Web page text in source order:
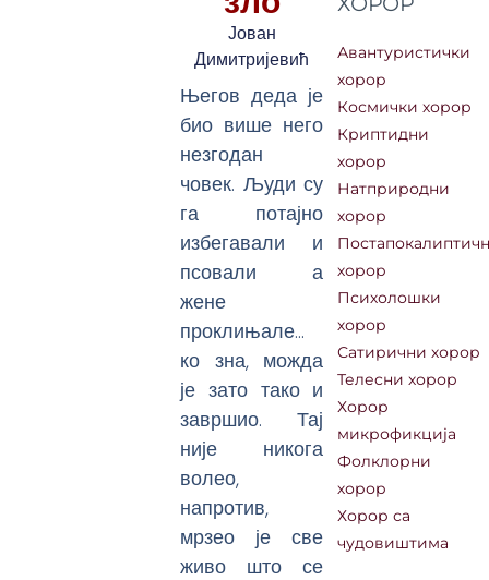
Јован
Димитријевић
Његов деда је
био више него
незгодан
човек. Људи су
га потајно
избегавали и
псовали а
жене
проклињале…
ко зна, можда
је зато тако и
завршио. Тај
није никога
волео,
напротив,
мрзео је све
живо што се
Авантуристички
хорор
Космички хорор
Криптидни
хорор
Натприродни
хорор
хорор
Психолошки
хорор
Сатирични хорор
Телесни хорор
Хорор
микрофикција
Фолклорни
хорор
Хорор са
чудовиштима